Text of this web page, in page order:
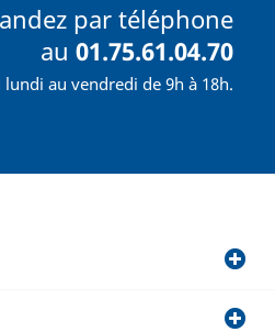
par téléphone
au01.75.61.04.70
lundi au vendredi de 9h à 18h.